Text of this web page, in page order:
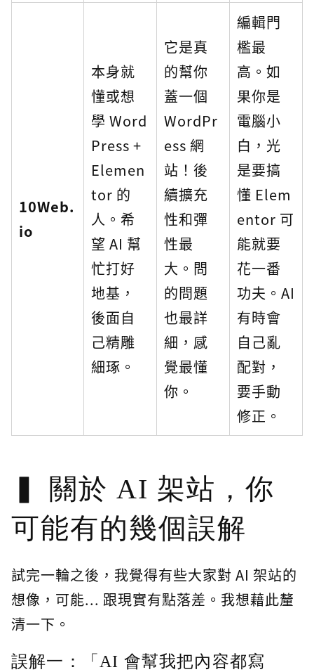
10Web.
io
本身就
懂或想
學 Word
Press +
Elemen
tor 的
人。希
望 AI 幫
忙打好
地基，
後面自
己精雕
細琢。
它是真
的幫你
蓋一個
WordPr
ess 網
站！後
續擴充
性和彈
性最
大。問
的問題
也最詳
細，感
覺最懂
你。
編輯門
檻最
高。如
果你是
電腦小
白，光
是要搞
懂 Elem
entor 可
能就要
花一番
功夫。AI
有時會
自己亂
配對，
要手動
修正。
關於 AI 架站，你
可能有的幾個誤解
試完一輪之後，我覺得有些大家對 AI 架站的
想像，可能... 跟現實有點落差。我想藉此釐
清一下。
誤解一：「AI 會幫我把內容都寫